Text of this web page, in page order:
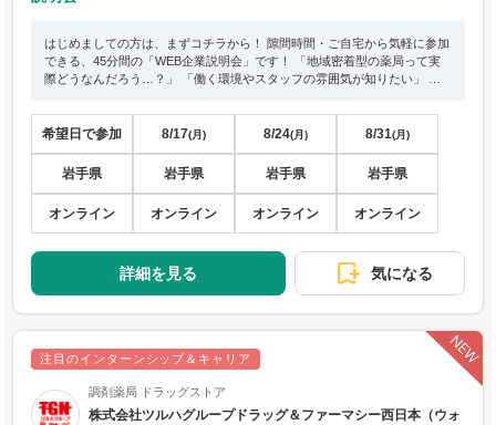
はじめましての方は、まずコチラから！ 隙間時間・ご自宅から気軽に参加
できる、45分間の「WEB企業説明会」です！ 「地域密着型の薬局って実
際どうなんだろう…？」 「働く環境やスタッフの雰囲気が知りたい」 と
ている当社の概要や働き方を お一人お一人の就活状況や希望の働き方に合
わせて、分かりやすくお伝えします。
希望日で参加
岩手県
オンライン
8/17(月)
岩手県
オンライン
8/24(月)
岩手県
オンライン
8/31(月)
岩手県
オンライン
詳細を見る 気になる
注目のインターンシップ＆キャリア
調剤薬局 ドラッグストア
株式会社ツルハグループドラッグ＆ファーマシー西日本（ウォ